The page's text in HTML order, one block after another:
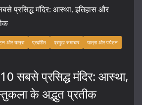
और यात्रा प्रदर्शित प्रमुख समाचार
यात्रा और पर्यटन
सबसे प्रसिद्ध मंदिर: आस्था,
के अद्भुत प्रतीक